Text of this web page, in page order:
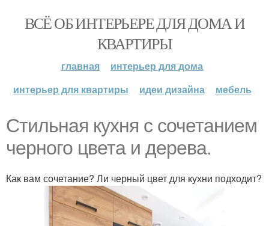
ВСЁ ОБ ИНТЕРЬЕРЕ ДЛЯ ДОМА И
КВАРТИРЫ
главная
интерьер для дома
интерьер для квартиры
идеи дизайна мебель
Стильная кухня с сочетанием
черного цвета и дерева.
Как вам сочетание? Ли черный цвет для кухни подходит?